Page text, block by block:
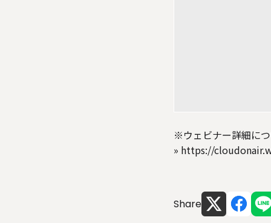
※ウェビナー詳細につ
» https://
Share